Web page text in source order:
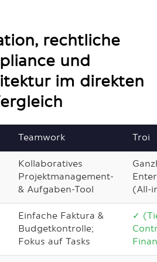
rechtliche
und
im direkten
Teamwork Troi
Kollaboratives
Projektmanagement-
& Aufgaben-Tool
(All-
Einfache Faktura &
Budgetkontrolle;
Fokus auf Tasks
✓